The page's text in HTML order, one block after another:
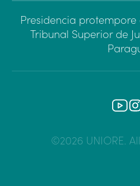
Presidencia protempore
Tribunal Superior de
©2026 UNIORE.